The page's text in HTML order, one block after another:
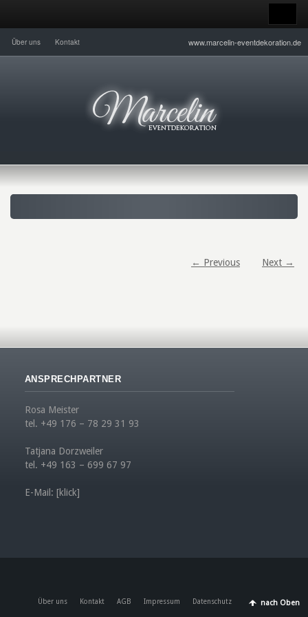
Über uns Kontakt www.marcelin-eventdekoration.de
← Previous Next →
ANSPRECHPARTNER
Rosa Meister
tel. +49 176 – 78 29 31 93
Tatjana Dorzweiler
tel. +49 163 – 699 67 97
E-Mail: [klick]
nach Oben
Über uns Kontakt AGB Impressum Datenschutz